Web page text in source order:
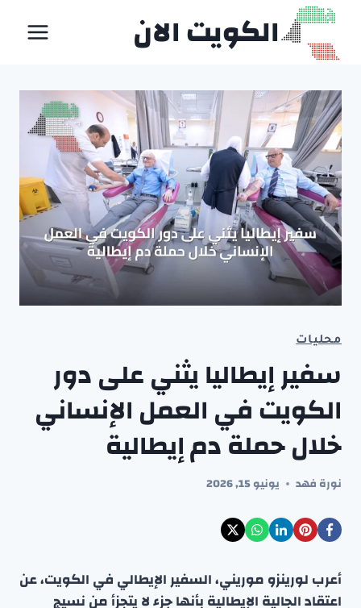
التجاوز
المحتوى
الكويت الان
محليات
سفير إيطاليا يثني على دور
الكويت في العمل الإنساني
خلال حملة دم إيطالية
نورة فهد يونيو 15, 2026
أعرب لورينزو موريني، السفير الإيطالي في الكويت، عن
اعتقاد الجالية الإيطالية بأنها جزء لا يتجزأ من نسيج